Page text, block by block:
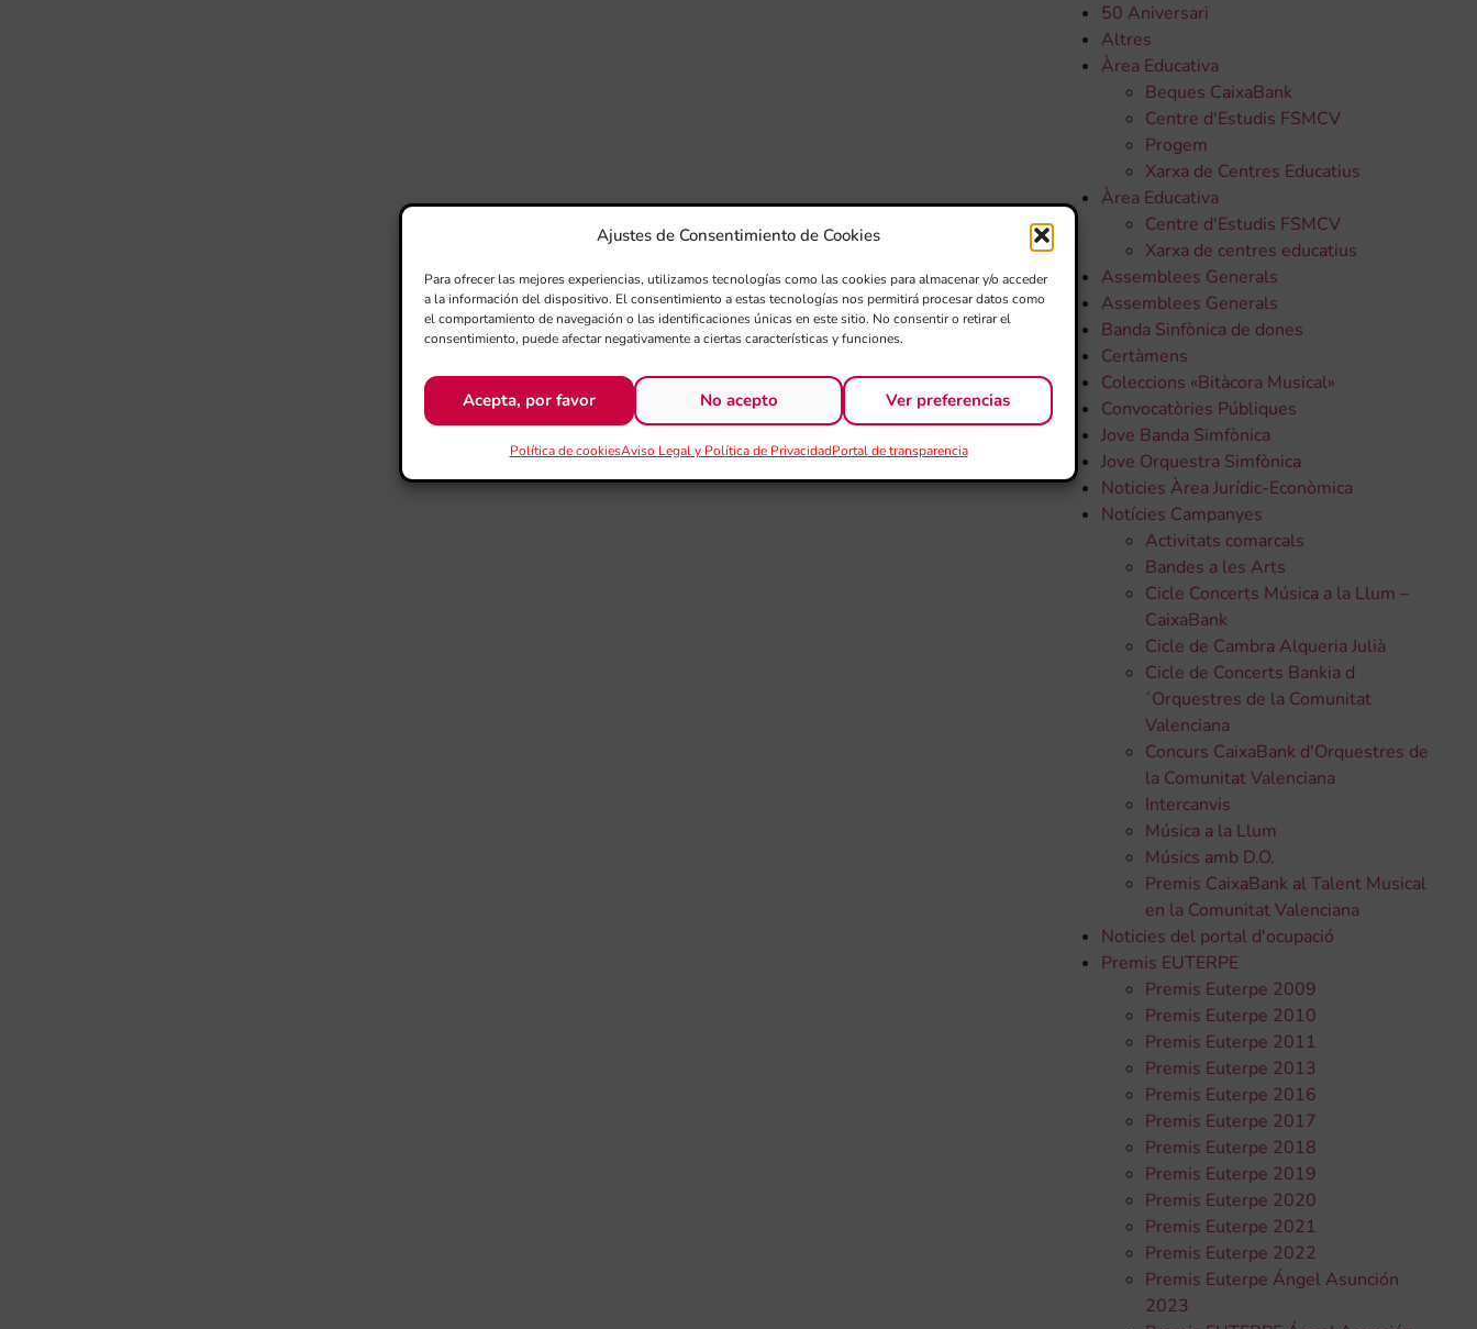
Ajustes de Consentimiento de Cookies
Para ofrecer las mejores experiencias, utilizamos tecnologías como las cookies para almacenar y/o acceder
a la información del dispositivo. El consentimiento a estas tecnologías nos permitirá procesar datos como
el comportamiento de navegación o las identificaciones únicas en este sitio. No consentir o retirar el
consentimiento, puede afectar negativamente a ciertas características y funciones.
Acepta, por favor No acepto Ver preferencias
Política de cookiesAviso Legal y Política de PrivacidadPortal de transparencia
50 Aniversari
Altres
Àrea Educativa
Beques CaixaBank
Centre d'Estudis FSMCV
Progem
Xarxa de Centres Educatius
Àrea Educativa
Centre d'Estudis FSMCV
Xarxa de centres educatius
Assemblees Generals
Assemblees Generals
Banda Sinfònica de dones
Certàmens
Coleccions «Bitàcora Musical»
Convocatòries Públiques
Jove Banda Simfònica
Jove Orquestra Simfònica
Noticies Àrea Jurídic-Econòmica
Notícies Campanyes
Activitats comarcals
Bandes a les Arts
Cicle Concerts Música a la Llum –
CaixaBank
Cicle de Cambra Alqueria Julià
Cicle de Concerts Bankia d
´Orquestres de la Comunitat
Valenciana
Concurs CaixaBank d'Orquestres de
la Comunitat Valenciana
Intercanvis
Música a la Llum
Músics amb D.O.
Premis CaixaBank al Talent Musical
en la Comunitat Valenciana
Noticies del portal d'ocupació
Premis EUTERPE
Premis Euterpe 2009
Premis Euterpe 2010
Premis Euterpe 2011
Premis Euterpe 2013
Premis Euterpe 2016
Premis Euterpe 2017
Premis Euterpe 2018
Premis Euterpe 2019
Premis Euterpe 2020
Premis Euterpe 2021
Premis Euterpe 2022
Premis Euterpe Ángel Asunción
2023